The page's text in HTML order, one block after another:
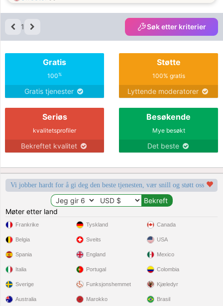
1 Søk etter kriterier
Gratis
100%
Gratis tjenester
Støtte
100% gratis
Lyttende moderatorer
Seriøs
kvalitetsprofiler
Bekreftet kvalitet
Besøkende
Mye besøkt
Det beste
Vi jobber hardt for å gi deg den beste tjenesten, vær snill og støtt oss
Møter etter land
Frankrike
Belgia
Spania
Italia
Sverige
Tyskland
Sveits
England
Portugal
Funksjonshemmet
Canada
USA
Mexico
Colombia
Kjæledyr
Australia Marokko Brasil